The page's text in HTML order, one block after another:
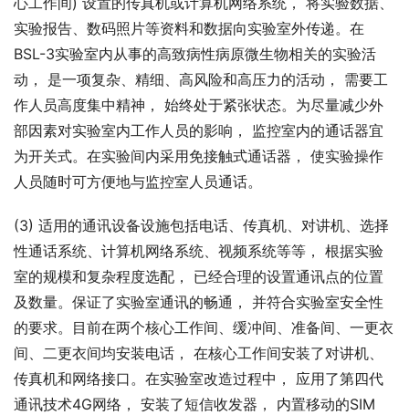
实验报告、数码照片等资料和数据向实验室外传递。在
BSL-3实验室内从事的高致病性病原微生物相关的实验活
动， 是一项复杂、精细、高风险和高压力的活动， 需要工
作人员高度集中精神， 始终处于紧张状态。为尽量减少外
部因素对实验室内工作人员的影响， 监控室内的通话器宜
为开关式。在实验间内采用免接触式通话器， 使实验操作
人员随时可方便地与监控室人员通话。
(3) 适用的通讯设备设施包括电话、传真机、对讲机、选择
性通话系统、计算机网络系统、视频系统等等， 根据实验
室的规模和复杂程度选配， 已经合理的设置通讯点的位置
及数量。保证了实验室通讯的畅通， 并符合实验室安全性
的要求。目前在两个核心工作间、缓冲间、准备间、一更衣
间、二更衣间均安装电话， 在核心工作间安装了对讲机、
传真机和网络接口。在实验室改造过程中， 应用了第四代
通讯技术4G网络， 安装了短信收发器， 内置移动的SIM